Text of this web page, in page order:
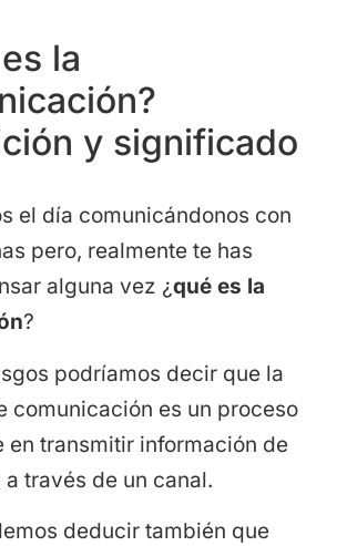
la
y significado
el día comunicándonos con
pero, realmente te has
alguna vez ¿qué es la
?
podríamos decir que la
comunicación es un proceso
en transmitir información de
a través de un canal.
deducir también que